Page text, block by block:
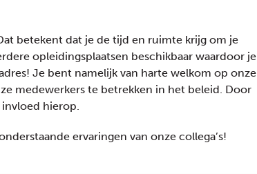
betekent dat je de tijd en ruimte krijg om je
opleidingsplaatsen beschikbaar waardoor je
Je bent namelijk van harte welkom op onze
medewerkers te betrekken in het beleid. Door
hierop.
ervaringen van onze collega’s!